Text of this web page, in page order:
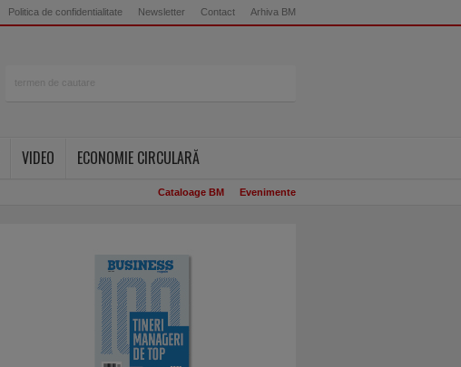
Politica de confidentialitate Newsletter Contact Arhiva BM
VIDEO
ECONOMIE CIRCULARĂ
Cataloage BM Evenimente